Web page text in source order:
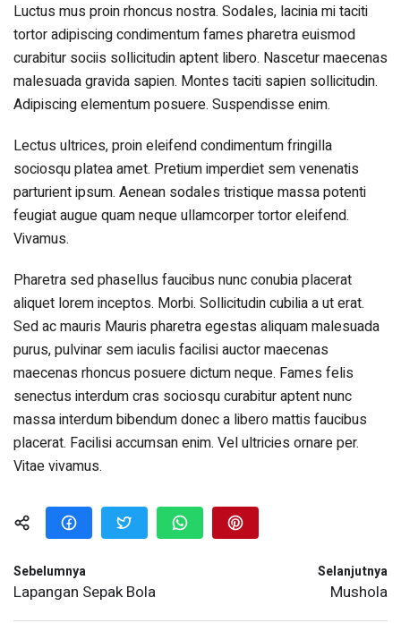
Luctus mus proin rhoncus nostra. Sodales, lacinia mi taciti
tortor adipiscing condimentum fames pharetra euismod
curabitur sociis sollicitudin aptent libero. Nascetur maecenas
malesuada gravida sapien. Montes taciti sapien sollicitudin.
Adipiscing elementum posuere. Suspendisse enim.
Lectus ultrices, proin eleifend condimentum fringilla
sociosqu platea amet. Pretium imperdiet sem venenatis
parturient ipsum. Aenean sodales tristique massa potenti
feugiat augue quam neque ullamcorper tortor eleifend.
Vivamus.
Pharetra sed phasellus faucibus nunc conubia placerat
aliquet lorem inceptos. Morbi. Sollicitudin cubilia a ut erat.
Sed ac mauris Mauris pharetra egestas aliquam malesuada
purus, pulvinar sem iaculis facilisi auctor maecenas
maecenas rhoncus posuere dictum neque. Fames felis
senectus interdum cras sociosqu curabitur aptent nunc
massa interdum bibendum donec a libero mattis faucibus
placerat. Facilisi accumsan enim. Vel ultricies ornare per.
Vitae vivamus.
Sebelumnya
Lapangan Sepak Bola
Selanjutnya
Mushola